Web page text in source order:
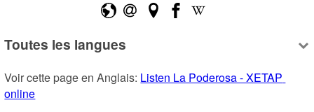
Toutes les langues
Voir cette page en Anglais: Listen La Poderosa - XETAP
online